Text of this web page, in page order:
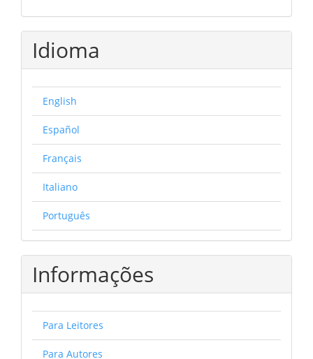
Idioma
English
Español
Français
Italiano
Português
Informações
Para Leitores
Para Autores